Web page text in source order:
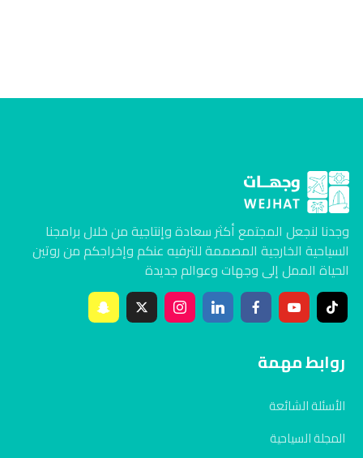
وجدنا لنجعل المجتمع أكثر سعادة وإنتاجية من خلال برامجنا
السياحية الخارجية المصممة للترفيه عنكم وإخراجكم من روتين
الحياة الممل إلى وجهات وعوالم جديدة
روابط مهمة
الأسئلة الشائعة
المجلة السياحية